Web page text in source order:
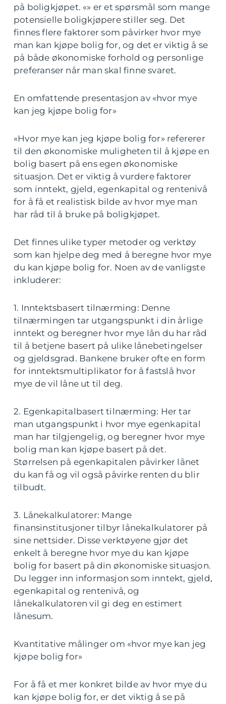
på boligkjøpet. «» er et spørsmål som mange
potensielle boligkjøpere stiller seg. Det
finnes flere faktorer som påvirker hvor mye
man kan kjøpe bolig for, og det er viktig å se
på både økonomiske forhold og personlige
preferanser når man skal finne svaret.
En omfattende presentasjon av «hvor mye
kan jeg kjøpe bolig for»
«Hvor mye kan jeg kjøpe bolig for» refererer
til den økonomiske muligheten til å kjøpe en
bolig basert på ens egen økonomiske
situasjon. Det er viktig å vurdere faktorer
som inntekt, gjeld, egenkapital og rentenivå
for å få et realistisk bilde av hvor mye man
har råd til å bruke på boligkjøpet.
Det finnes ulike typer metoder og verktøy
som kan hjelpe deg med å beregne hvor mye
du kan kjøpe bolig for. Noen av de vanligste
inkluderer:
1. Inntektsbasert tilnærming: Denne
tilnærmingen tar utgangspunkt i din årlige
inntekt og beregner hvor mye lån du har råd
til å betjene basert på ulike lånebetingelser
og gjeldsgrad. Bankene bruker ofte en form
for inntektsmultiplikator for å fastslå hvor
mye de vil låne ut til deg.
2. Egenkapitalbasert tilnærming: Her tar
man utgangspunkt i hvor mye egenkapital
man har tilgjengelig, og beregner hvor mye
bolig man kan kjøpe basert på det.
Størrelsen på egenkapitalen påvirker lånet
du kan få og vil også påvirke renten du blir
tilbudt.
3. Lånekalkulatorer: Mange
finansinstitusjoner tilbyr lånekalkulatorer på
sine nettsider. Disse verktøyene gjør det
enkelt å beregne hvor mye du kan kjøpe
bolig for basert på din økonomiske situasjon.
Du legger inn informasjon som inntekt, gjeld,
egenkapital og rentenivå, og
lånekalkulatoren vil gi deg en estimert
lånesum.
Kvantitative målinger om «hvor mye kan jeg
kjøpe bolig for»
For å få et mer konkret bilde av hvor mye du
kan kjøpe bolig for, er det viktig å se på